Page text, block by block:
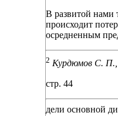
В развитой нами
происходит
осредненным
2 Курдюмов С.
стр. 44
дели основной